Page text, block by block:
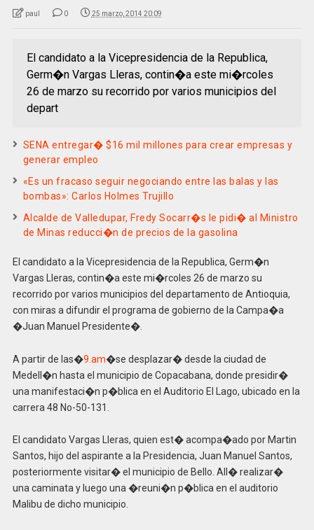
paul 0 25 marzo, 2014 20:09
El candidato a la Vicepresidencia de la Republica,
Germ�n Vargas Lleras, contin�a este mi�rcoles
26 de marzo su recorrido por varios municipios del
depart
SENA entregar� $16 mil millones para crear empresas y
generar empleo
«Es un fracaso seguir negociando entre las balas y las
bombas»: Carlos Holmes Trujillo
Alcalde de Valledupar, Fredy Socarr�s le pidi� al Ministro
de Minas reducci�n de precios de la gasolina
El candidato a la Vicepresidencia de la Republica, Germ�n
Vargas Lleras, contin�a este mi�rcoles 26 de marzo su
recorrido por varios municipios del departamento de Antioquia,
con miras a difundir el programa de gobierno de la Campa�a
�Juan Manuel Presidente�.
A partir de las�9.am�se desplazar� desde la ciudad de
Medell�n hasta el municipio de Copacabana, donde presidir�
una manifestaci�n p�blica en el Auditorio El Lago, ubicado en la
carrera 48 No-50-131.
El candidato Vargas Lleras, quien est� acompa�ado por Martin
Santos, hijo del aspirante a la Presidencia, Juan Manuel Santos,
posteriormente visitar� el municipio de Bello. All� realizar�
una caminata y luego una �reuni�n p�blica en el auditorio
Malibu de dicho municipio.